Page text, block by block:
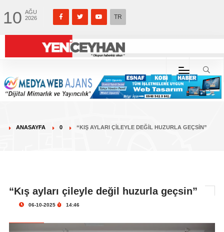
10 AĞU
2026
TR
ANASAYFA 0 “KIŞ AYLARI ÇILEYLE DEĞIL HUZURLA GEÇSIN”
“Kış ayları çileyle değil huzurla geçsin”
06-10-2025 14:46